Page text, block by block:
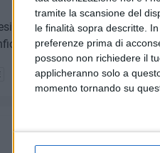
tramite la scansione del
le finalità sopra descritte.
preferenze prima di
possono non richiedere il
applicheranno solo a
momento tornando su
sito, è stata rinvenuta e
ed in essiccazione.